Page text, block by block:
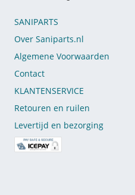
SANIPARTS
Over Saniparts.nl
Algemene Voorwaarden
Contact
KLANTENSERVICE
Retouren en ruilen
Levertijd en bezorging